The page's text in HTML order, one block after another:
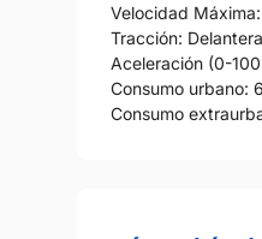
Velocidad
Tracción:
Aceleración (0-
Consumo urbano:
Consumo